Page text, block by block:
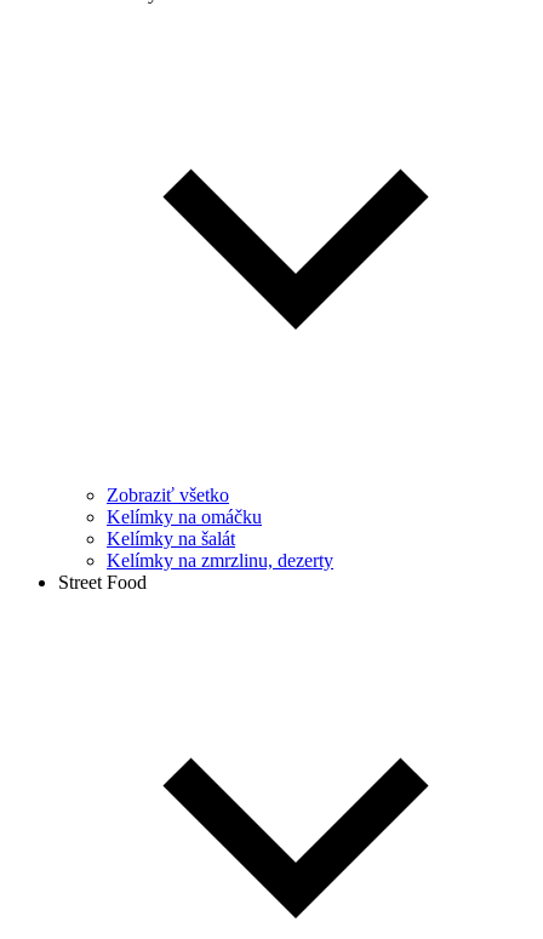
Zobraziť všetko
Kelímky na omáčku
Kelímky na šalát
Kelímky na zmrzlinu, dezerty
Street Food